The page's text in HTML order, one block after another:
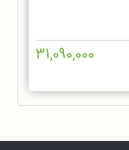
31,090,000